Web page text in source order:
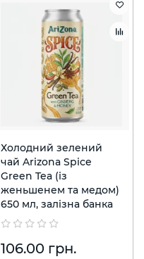
Холодний зелений
чай Arizona Spice
Green Tea (із
женьшенем та медом)
650 мл, залізна банка
106.00 грн.